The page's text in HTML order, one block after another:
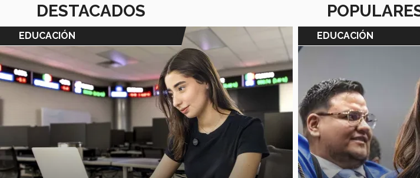
DESTACADOS
EDUCACIÓN EDUCACIÓN